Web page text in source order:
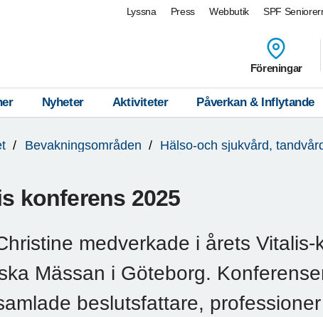
Lyssna Press Webbutik SPF
Föreningar
Nyheter Aktiviteter Påverkan & Inflytande
Bevakningsområden Hälso-och sjukvård,
konferens 2025
medverkade i årets Vitalis-
Mässan i Göteborg.
beslutsfattare,